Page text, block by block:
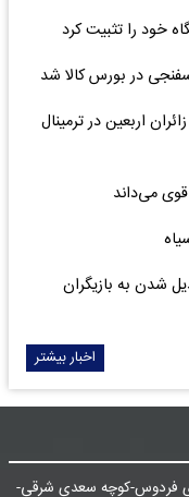
در بورس کالا شد
به زائران اربعین در ترمینال
می‌داند
شدن به بازیگران
اخبار بیشتر
کوی فردوس-کوچه سعدی شرقی-